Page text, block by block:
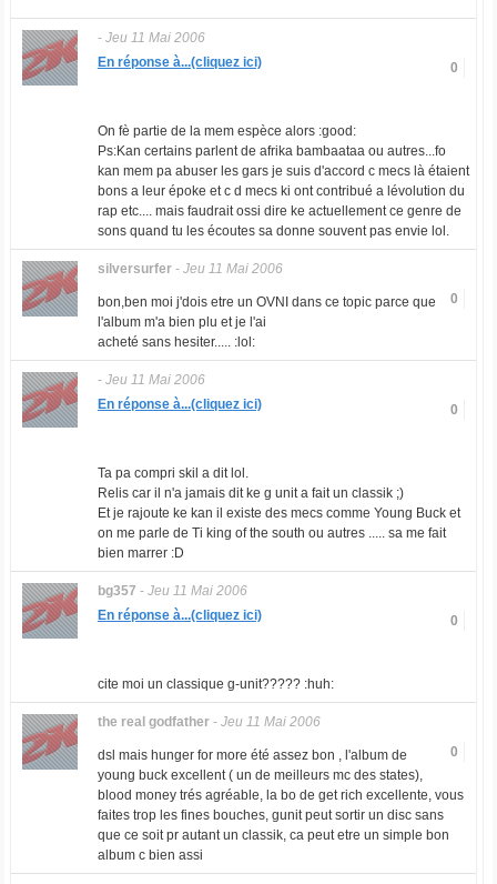
- Jeu 11 Mai 2006
0
En réponse à...(cliquez ici)
On fè partie de la mem espèce alors :good:
Ps:Kan certains parlent de afrika bambaataa ou autres...fo
kan mem pa abuser les gars je suis d'accord c mecs là étaient
bons a leur époke et c d mecs ki ont contribué a lévolution du
rap etc.... mais faudrait ossi dire ke actuellement ce genre de
sons quand tu les écoutes sa donne souvent pas envie lol.
silversurfer- Jeu 11 Mai 2006
0
bon,ben moi j'dois etre un OVNI dans ce topic parce que
l'album m'a bien plu et je l'ai
acheté sans hesiter..... :lol:
- Jeu 11 Mai 2006
0
En réponse à...(cliquez ici)
Ta pa compri skil a dit lol.
Relis car il n'a jamais dit ke g unit a fait un classik ;)
Et je rajoute ke kan il existe des mecs comme Young Buck et
on me parle de Ti king of the south ou autres ..... sa me fait
bien marrer :D
bg357 - Jeu 11 Mai 2006
0
En réponse à...(cliquez ici)
cite moi un classique g-unit????? :huh:
the real godfather- Jeu 11 Mai 2006
0
dsl mais hunger for more été assez bon , l'album de
young buck excellent ( un de meilleurs mc des states),
blood money trés agréable, la bo de get rich excellente, vous
faites trop les fines bouches, gunit peut sortir un disc sans
que ce soit pr autant un classik, ca peut etre un simple bon
album c bien assi